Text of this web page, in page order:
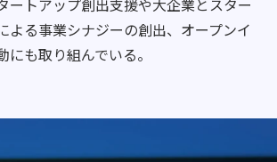
ートアップ創出支援や大企業とスター
よる事業シナジーの創出、オープンイ
にも取り組んでいる。